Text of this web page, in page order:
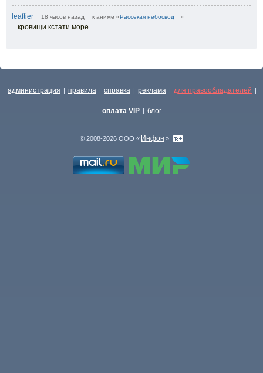
leaftier 18 часов назад к аниме «Рассекая небосвод »
кровищи кстати море..
администрация | правила | справка | реклама | для правообладателей |
оплата VIP | блог
© 2008-2026 ООО « Инфон »